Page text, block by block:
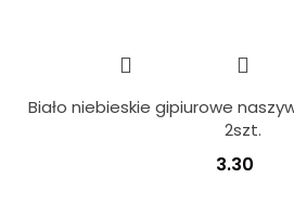
Biało niebieskie gipiurowe
2szt.
3.30